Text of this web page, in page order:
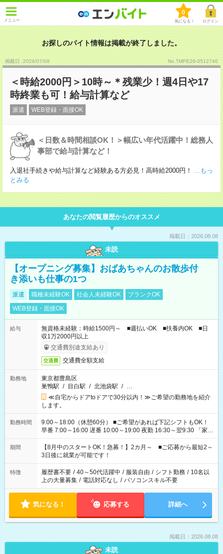
メニュー
0
気になる！ ログイン
お探しのバイト情報は掲載が終了しました。
掲載日 :2026/07/08 No.TMPE26-0512740
＜時給2000円＞10時～＊残業少！週4日や17
時終業も可！給与計算など
派遣 WEB登録・面接OK
＜日数＆時間相談OK！＞幅広い年代活躍中！総務人
事部で給与計算など！
入退社手続きや給与計算など経験ある方必見！高時給2000円！
...もっ
とみる
あなたの閲覧履歴からのオススメ
掲載日：2026.08.08
未読
【オープニング募集】おばあちゃんのお散歩付
き添いも仕事の1つ
派遣 職種未経験OK 社会人未経験OK
ブランクOK
WEB登録・面接OK
給与
無資格未経験：時給1500円～ ■週払いOK ■扶養内OK ■日
収1万2000円以上
交通費別途支給あり
交通費 交通費全額支給
勤務地
東京都豊島区
巣鴨駅 / 目白駅 / 北池袋駅 / …
≪自宅からドアtoドアで30分以内！≫ご希望の勤務地を紹介
します。
勤務時間
9:00～18:00（休憩60分） ■ご希望があれば下記シフトもOK！
早番 7:00～16:00 遅番 10:00～19:00 夜勤 16:30～翌9:30 「家族
と休みを合わせたい」 「余裕を持って夕飯の準備がしたい」
「できれば残業はしたくない」 など、ご希望を教えてください
ね。 ※Wワーク希望の方へ 今ご覧のお仕事で希望する勤務時間
と、もう1つのお仕事の勤務時間。 合計で週40時間を超える場
合は応募できません。
期間
【8月中のスタートOK！急募！】2カ月～ ■ご応募から最短2～
3日後に就業が可能です！
特徴 履歴書不要 / 40～50代活躍中 / 服装自由 / シフト勤務 / 10名以
上の大量募集 / 電話対応なし / パソコンスキル不要
気になる！ 応募する 詳細へ
掲載日：2026.08.08
未読